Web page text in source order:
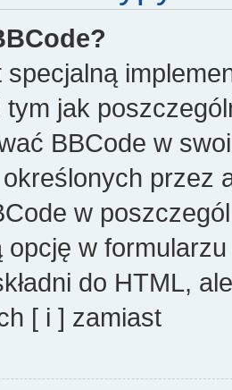
specjalną
tym jak
BBCode w
przez
w
opcję w
do HTML,
[ i ] zamiast